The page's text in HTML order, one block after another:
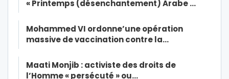
« Printemps (désenchantement) Arabe …
Mohammed VI ordonne’une opération
massive de vaccination contre la…
Maati Monjib : activiste des droits de
l’Homme « persécuté » ou…